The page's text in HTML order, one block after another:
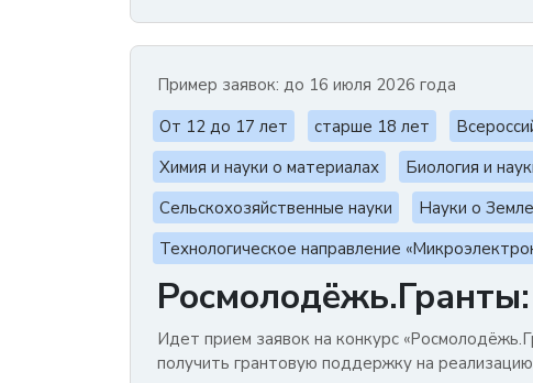
Пример заявок: до 16 июля 2026 года
От 12 до 17 лет
старше 18 лет
Химия и науки о материалах
Биология и
Сельскохозяйственные науки
Науки о Земле
Технологическое направление
Идет прием заявок на конкурс
получить грантовую поддержку на